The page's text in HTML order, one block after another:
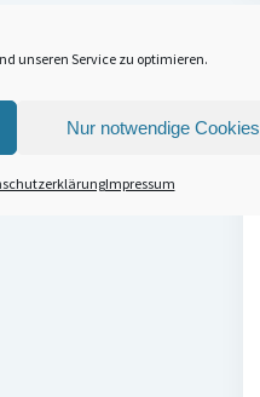
unseren Service zu optimieren.
Nur notwendige Cookies
Impressum